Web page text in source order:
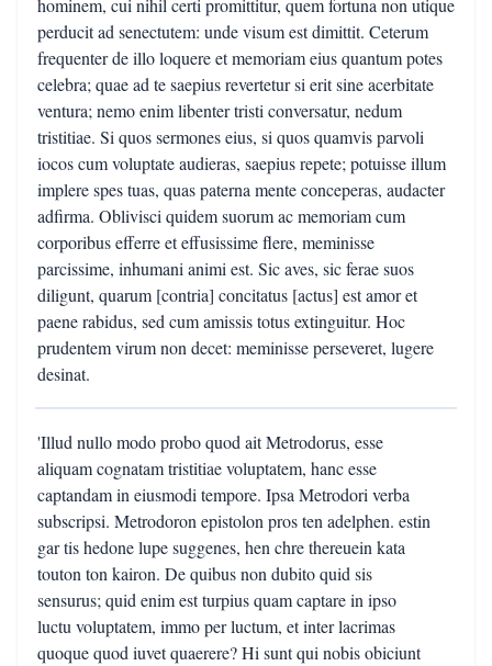
hominem, cui nihil certi promittitur, quem fortuna non utique
perducit ad senectutem: unde visum est dimittit. Ceterum
frequenter de illo loquere et memoriam eius quantum potes
celebra; quae ad te saepius revertetur si erit sine acerbitate
ventura; nemo enim libenter tristi conversatur, nedum
tristitiae. Si quos sermones eius, si quos quamvis parvoli
iocos cum voluptate audieras, saepius repete; potuisse illum
implere spes tuas, quas paterna mente conceperas, audacter
adfirma. Oblivisci quidem suorum ac memoriam cum
corporibus efferre et effusissime flere, meminisse
parcissime, inhumani animi est. Sic aves, sic ferae suos
diligunt, quarum [contria] concitatus [actus] est amor et
paene rabidus, sed cum amissis totus extinguitur. Hoc
prudentem virum non decet: meminisse perseveret, lugere
desinat.
'Illud nullo modo probo quod ait Metrodorus, esse
aliquam cognatam tristitiae voluptatem, hanc esse
captandam in eiusmodi tempore. Ipsa Metrodori verba
subscripsi. Metrodoron epistolon pros ten adelphen. estin
gar tis hedone lupe suggenes, hen chre thereuein kata
touton ton kairon. De quibus non dubito quid sis
sensurus; quid enim est turpius quam captare in ipso
luctu voluptatem, immo per luctum, et inter lacrimas
quoque quod iuvet quaerere? Hi sunt qui nobis obiciunt